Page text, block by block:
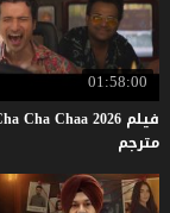
01:58:00
فيلم One Two Cha Cha Chaa 2026
مترجم